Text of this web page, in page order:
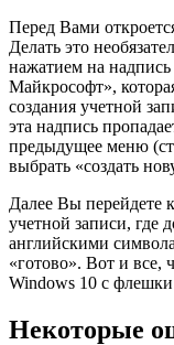
Перед Вами
Делать это
нажатием на надпись
Майкрософт»,
создания учетной
эта надпись
предыдущее меню
выбрать «создать
Далее Вы перейдете
учетной записи, где
английскими
«готово». Вот и все,
Windows 10 с
Некоторые